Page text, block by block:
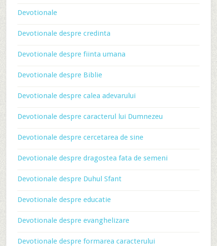
Devotionale
Devotionale despre credinta
Devotionale despre fiinta umana
Devotionale despre Biblie
Devotionale despre calea adevarului
Devotionale despre caracterul lui Dumnezeu
Devotionale despre cercetarea de sine
Devotionale despre dragostea fata de semeni
Devotionale despre Duhul Sfant
Devotionale despre educatie
Devotionale despre evanghelizare
Devotionale despre formarea caracterului